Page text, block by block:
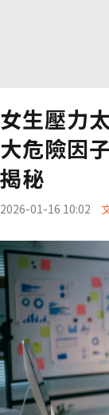
女生壓力
大危險因
揭秘
2026-01-16 10:02